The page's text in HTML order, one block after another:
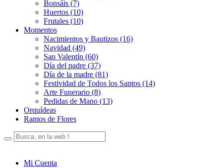
Bonsáis (7)
Huertos (10)
Frutales (10)
Momentos
Nacimientos y Bautizos (16)
Navidad (49)
San Valentín (60)
Día del padre (37)
Día de la madre (81)
Festividad de Todos los Santos (14)
Arte Funerario (8)
Pedidas de Mano (13)
Orquídeas
Ramos de Flores
Mi Cuenta